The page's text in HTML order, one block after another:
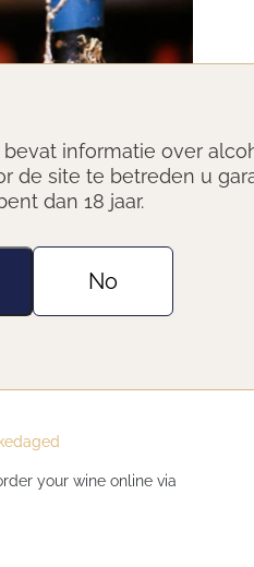
your wine online via
bevat informatie over
de site te betreden u
dan 18 jaar.
No